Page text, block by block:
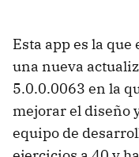
Esta app es la
una nueva
5.0.0.0063 en la
mejorar el diseño
equipo de